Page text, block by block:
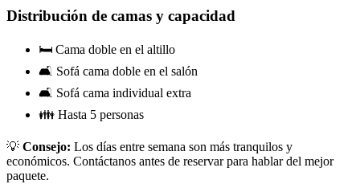
Distribución de camas y capacidad
🛏️ Cama doble en el altillo
🛋️ Sofá cama doble en el salón
🛋️ Sofá cama individual extra
👪 Hasta 5 personas
💡 Consejo: Los días entre semana son más tranquilos y
económicos. Contáctanos antes de reservar para hablar del mejor
paquete.